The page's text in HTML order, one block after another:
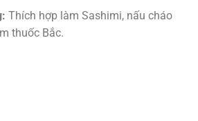
Thích hợp làm Sashimi, nấu cháo
thuốc Bắc.